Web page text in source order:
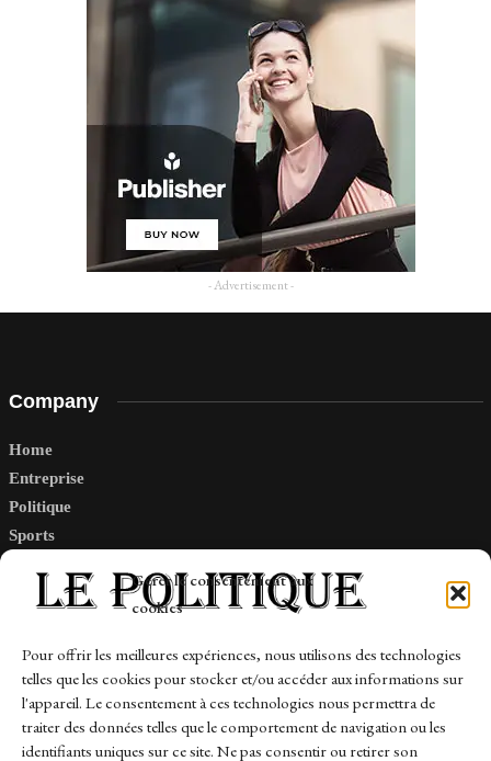
Gérer le consentement aux
cookies
Pour offrir les meilleures expériences, nous utilisons des technologies
telles que les cookies pour stocker et/ou accéder aux informations sur
l'appareil. Le consentement à ces technologies nous permettra de
traiter des données telles que le comportement de navigation ou les
identifiants uniques sur ce site. Ne pas consentir ou retirer son
- Advertisement -
Company
Home
Entreprise
Politique
Sports
Links
Contact